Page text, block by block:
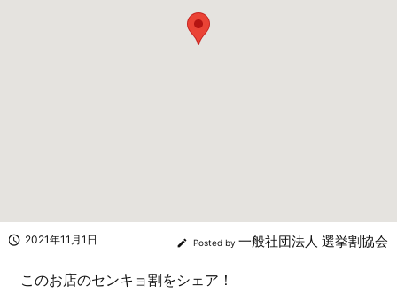
 2021年11月1日  Posted by 一般社団法人 選挙割協会
このお店のセンキョ割をシェア！